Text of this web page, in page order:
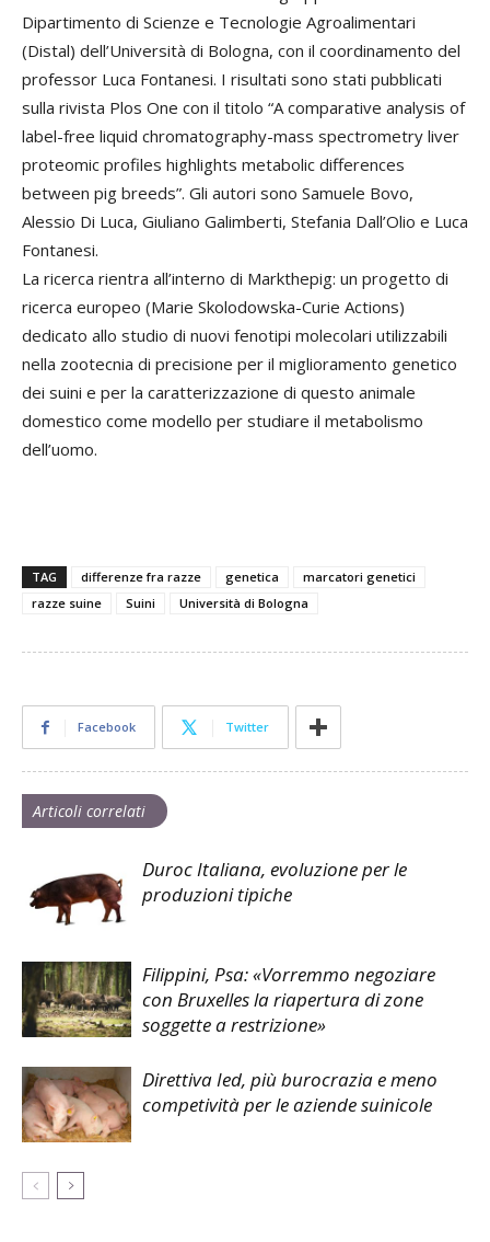
Dipartimento di Scienze e Tecnologie Agroalimentari
(Distal) dell’Università di Bologna, con il coordinamento del
professor Luca Fontanesi. I risultati sono stati pubblicati
sulla rivista Plos One con il titolo “A comparative analysis of
label-free liquid chromatography-mass spectrometry liver
proteomic profiles highlights metabolic differences
between pig breeds”. Gli autori sono Samuele Bovo,
Alessio Di Luca, Giuliano Galimberti, Stefania Dall’Olio e Luca
Fontanesi.
La ricerca rientra all’interno di Markthepig: un progetto di
ricerca europeo (Marie Skolodowska-Curie Actions)
dedicato allo studio di nuovi fenotipi molecolari utilizzabili
nella zootecnia di precisione per il miglioramento genetico
dei suini e per la caratterizzazione di questo animale
domestico come modello per studiare il metabolismo
dell’uomo.
TAG differenze fra razze genetica
marcatori genetici
razze suine
Suini Università di Bologna
Facebook Twitter
Articoli correlati
Duroc Italiana, evoluzione per le
produzioni tipiche
Filippini, Psa: «Vorremmo negoziare
con Bruxelles la riapertura di zone
soggette a restrizione»
Direttiva Ied, più burocrazia e meno
competività per le aziende suinicole